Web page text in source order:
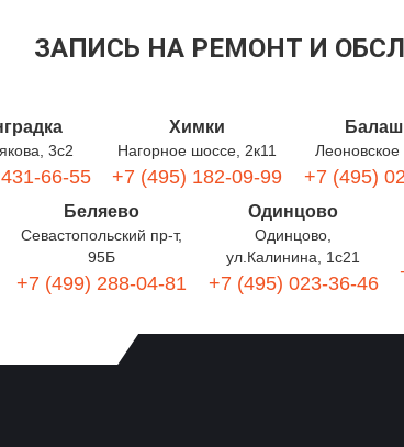
ЗАПИСЬ НА РЕМОНТ И
3с2
66-55
Химки
Нагорное шоссе, 2к11
+7 (495) 182-09-99 +7 (495)
Беляево
Севастопольский пр-т,
95Б
+7 (499) 288-04-81
Одинцово
Одинцово,
ул.Калинина, 1с21
+7 (495) 023-36-46